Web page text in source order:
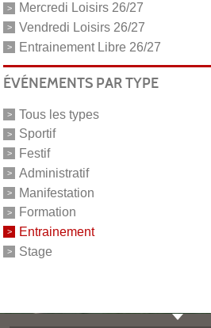
Mercredi Loisirs 26/27
Vendredi Loisirs 26/27
Entrainement Libre 26/27
ÉVÉNEMENTS PAR TYPE
Tous les types
Sportif
Festif
Administratif
Manifestation
Formation
Entrainement
Stage